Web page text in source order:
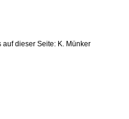
K. Münker